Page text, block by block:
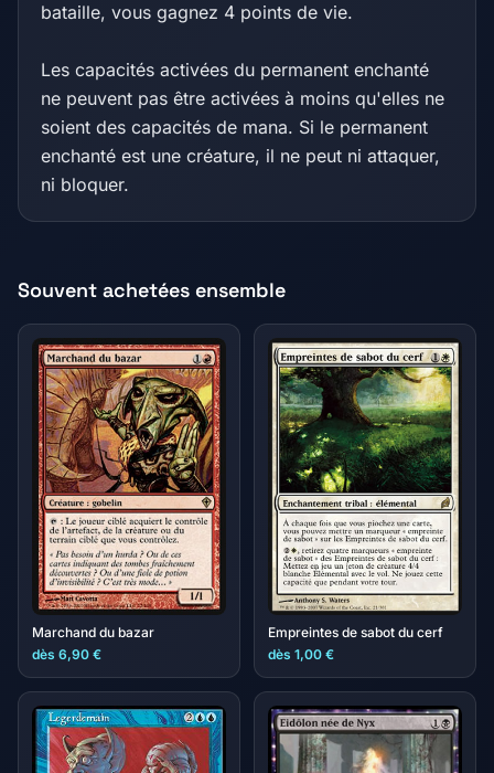
bataille, vous gagnez 4 points de vie.
Les capacités activées du permanent enchanté
ne peuvent pas être activées à moins qu'elles ne
soient des capacités de mana. Si le permanent
enchanté est une créature, il ne peut ni attaquer,
ni bloquer.
Souvent achetées ensemble
Marchand du bazar
dès 6,90 €
Empreintes de sabot du cerf
dès 1,00 €